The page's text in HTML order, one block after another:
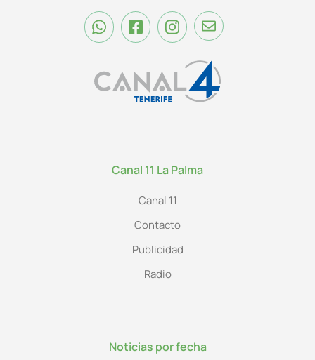
Canal 11 La Palma
Canal 11
Contacto
Publicidad
Radio
Noticias por fecha